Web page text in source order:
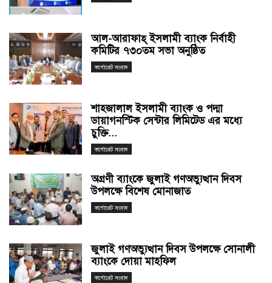
আল-আরাফাহ্ ইসলামী ব্যাংক নির্বাহী
কমিটির ৭৩০তম সভা অনুষ্ঠিত
কর্পোরেট সংবাদ
শাহ্জালাল ইসলামী ব্যাংক ও পদ্মা
ডায়াগনস্টিক সেন্টার লিমিটেড এর মধ্যে
চুক্তি...
কর্পোরেট সংবাদ
অগ্রণী ব্যাংকে জুলাই গণঅভ্যুত্থান দিবস
উপলক্ষে বিশেষ মোনাজাত
কর্পোরেট সংবাদ
জুলাই গণঅভ্যুত্থান দিবস উপলক্ষে সোনালী
ব্যাংকে দোয়া মাহফিল
কর্পোরেট সংবাদ